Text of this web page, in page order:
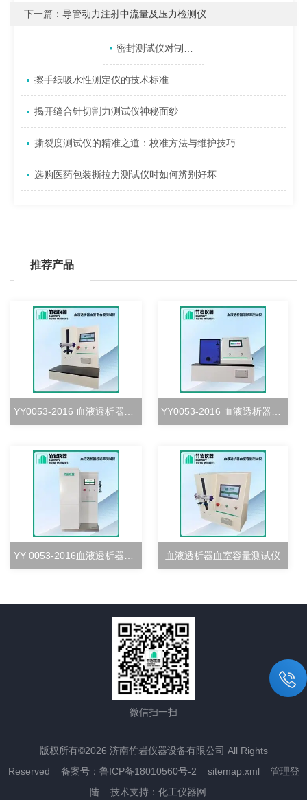
下一篇：导管动力注射中流量及压力检测仪
相关文章 密封测试仪对制冷设备系统真空试漏的情况及注意事项
擦手纸吸水性测定仪的技术标准
揭开缝合针切割力测试仪神秘面纱
撕裂度测试仪的精准之道：校准方法与维护技巧
选购医药包装撕拉力测试仪时如何辨别好坏
推荐产品
YY0053-2016 血液透析器血室密合度测试仪 YY0053-2016 血液透析器清除率测试仪
YY 0053-2016血液透析器超滤率测试仪 血液透析器血室容量测试仪
微信扫一扫
版权所有©2026 济南竹岩仪器设备有限公司 All Rights
Reserved 备案号：鲁ICP备18010560号-2 sitemap.xml
管理登
陆 技术支持： 化工仪器网